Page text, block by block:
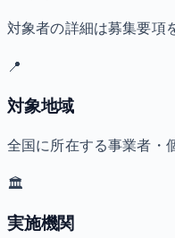
対象者の詳細は募集要項
📍
対象地域
全国に所在する事業者・
🏛️
実施機関